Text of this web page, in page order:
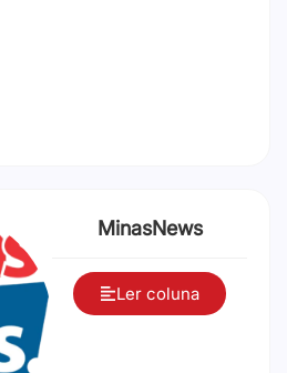
MinasNews
Ler coluna